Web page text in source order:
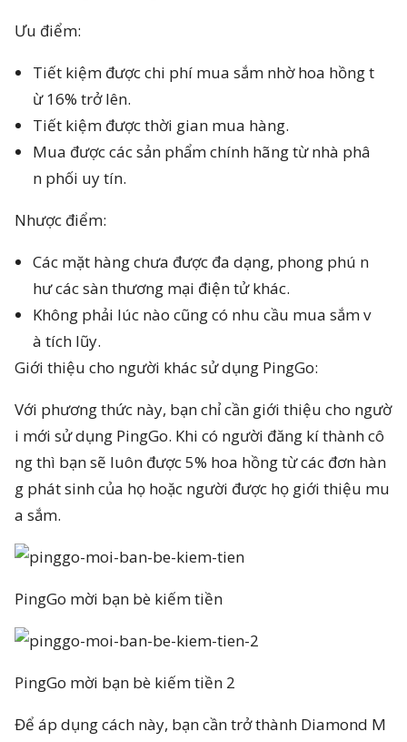
Ưu điểm:
Tiết kiệm được chi phí mua sắm nhờ hoa hồng t
ừ 16% trở lên.
Tiết kiệm được thời gian mua hàng.
Mua được các sản phẩm chính hãng từ nhà phâ
n phối uy tín.
Nhược điểm:
Các mặt hàng chưa được đa dạng, phong phú n
hư các sàn thương mại điện tử khác.
Không phải lúc nào cũng có nhu cầu mua sắm v
à tích lũy.
Giới thiệu cho người khác sử dụng PingGo:
Với phương thức này, bạn chỉ cần giới thiệu cho ngườ
i mới sử dụng PingGo. Khi có người đăng kí thành cô
ng thì bạn sẽ luôn được 5% hoa hồng từ các đơn hàn
g phát sinh của họ hoặc người được họ giới thiệu mu
a sắm.
PingGo mời bạn bè kiếm tiền
PingGo mời bạn bè kiếm tiền 2
Để áp dụng cách này, bạn cần trở thành Diamond M